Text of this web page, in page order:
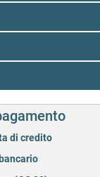
di credito